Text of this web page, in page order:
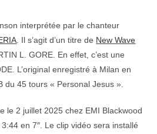
interprétée par le chanteur
. Il s’agit d’un titre de New Wave
L. GORE. En effet, c’est une
L’original enregistré à Milan en
du 45 tours « Personal Jesus ».
le 2 juillet 2025 chez EMI Blackwood
en 7″. Le clip vidéo sera installé